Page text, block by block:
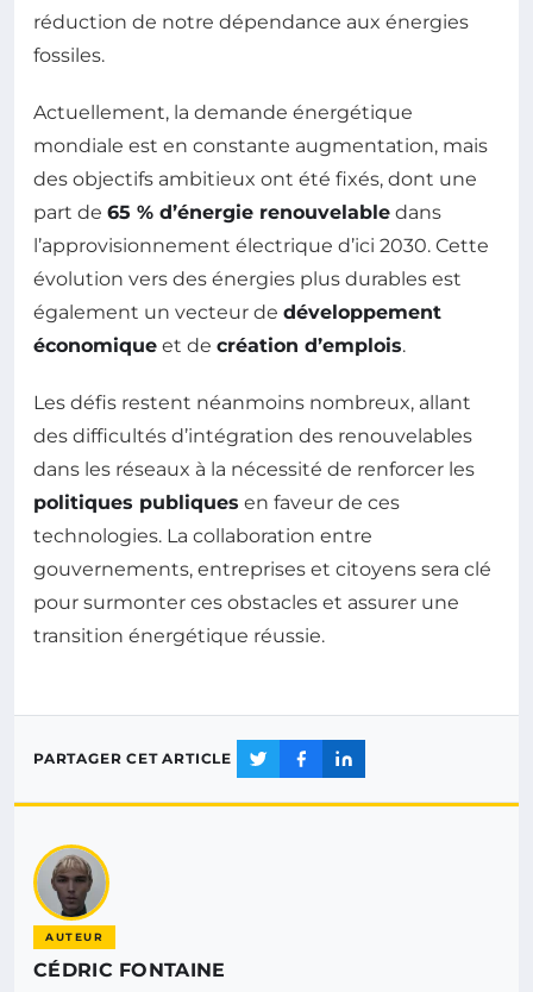
réduction de notre dépendance aux énergies
fossiles.
Actuellement, la demande énergétique
mondiale est en constante augmentation, mais
des objectifs ambitieux ont été fixés, dont une
part de 65 % d’énergie renouvelable dans
l’approvisionnement électrique d’ici 2030. Cette
évolution vers des énergies plus durables est
également un vecteur de développement
économique et de création d’emplois.
Les défis restent néanmoins nombreux, allant
des difficultés d’intégration des renouvelables
dans les réseaux à la nécessité de renforcer les
politiques publiques en faveur de ces
technologies. La collaboration entre
gouvernements, entreprises et citoyens sera clé
pour surmonter ces obstacles et assurer une
transition énergétique réussie.
PARTAGER CET ARTICLE
AUTEUR
CÉDRIC FONTAINE